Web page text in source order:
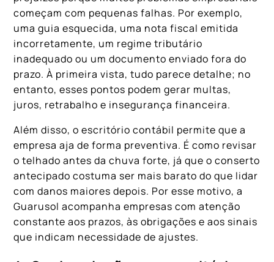
começam com pequenas falhas. Por exemplo,
uma guia esquecida, uma nota fiscal emitida
incorretamente, um regime tributário
inadequado ou um documento enviado fora do
prazo. À primeira vista, tudo parece detalhe; no
entanto, esses pontos podem gerar multas,
juros, retrabalho e insegurança financeira.
Além disso, o escritório contábil permite que a
empresa aja de forma preventiva. É como revisar
o telhado antes da chuva forte, já que o conserto
antecipado costuma ser mais barato do que lidar
com danos maiores depois. Por esse motivo, a
Guarusol acompanha empresas com atenção
constante aos prazos, às obrigações e aos sinais
que indicam necessidade de ajustes.